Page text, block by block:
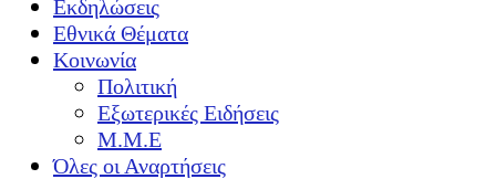
Εκδηλώσεις
Εθνικά Θέματα
Κοινωνία
Πολιτική
Εξωτερικές Ειδήσεις
Μ.Μ.Ε
Όλες οι Αναρτήσεις